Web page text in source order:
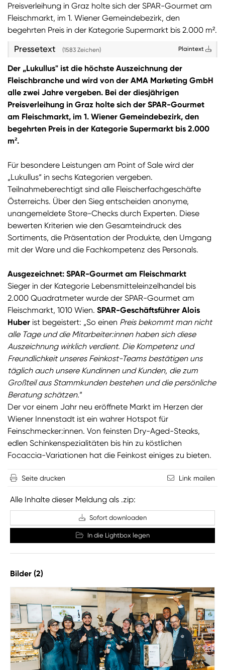
Sie wollen Informationen über aktuelle Aktionen,
Produktneuheiten, attraktive Gewinnspiele uvm.
erhalten? Dann melden Sie sich zumSPAR
Newsletter an:
Zum SPAR Newsletter
Preisverleihung in Graz holte sich der SPAR-Gourmet am
Fleischmarkt, im 1. Wiener Gemeindebezirk, den
begehrten Preis in der Kategorie Supermarkt bis 2.000 m².
Pressetext (1583 Zeichen) Plaintext
Der „Lukullus" ist die höchste Auszeichnung der
Fleischbranche und wird von der AMA Marketing GmbH
alle zwei Jahre vergeben. Bei der diesjährigen
Preisverleihung in Graz holte sich der SPAR-Gourmet
am Fleischmarkt, im 1. Wiener Gemeindebezirk, den
begehrten Preis in der Kategorie Supermarkt bis 2.000
m².
Für besondere Leistungen am Point of Sale wird der
„Lukullus“ in sechs Kategorien vergeben.
Teilnahmeberechtigt sind alle Fleischerfachgeschäfte
Österreichs. Über den Sieg entscheiden anonyme,
unangemeldete Store-Checks durch Experten. Diese
bewerten Kriterien wie den Gesamteindruck des
Sortiments, die Präsentation der Produkte, den Umgang
mit der Ware und die Fachkompetenz des Personals.
Ausgezeichnet: SPAR-Gourmet am Fleischmarkt
Sieger in der Kategorie Lebensmitteleinzelhandel bis
2.000 Quadratmeter wurde der SPAR-Gourmet am
Fleischmarkt, 1010 Wien. SPAR-Geschäftsführer Alois
Huber ist begeistert: „So einen Preis bekommt man nicht
alle Tage und die Mitarbeiter:innen haben sich diese
Auszeichnung wirklich verdient. Die Kompetenz und
Freundlichkeit unseres Feinkost-Teams bestätigen uns
täglich auch unsere Kundinnen und Kunden, die zum
Großteil aus Stammkunden bestehen und die persönliche
Beratung schätzen.“
Der vor einem Jahr neu eröffnete Markt im Herzen der
Wiener Innenstadt ist ein wahrer Hotspot für
Feinschmecker:innen. Von feinsten Dry-Aged-Steaks,
edlen Schinkenspezialitäten bis hin zu köstlichen
Focaccia-Variationen hat die Feinkost einiges zu bieten.
Seite drucken Link mailen
Alle Inhalte dieser Meldung als .zip:
Sofort downloaden
In die Lightbox legen
Bilder (2)